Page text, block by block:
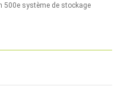
500e système de stockage